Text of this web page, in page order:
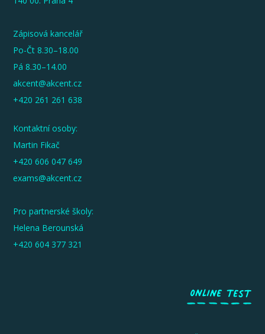
Zápisová kancelář
Po-Čt 8.30–18.00
Pá 8.30–14.00
akcent@akcent.cz
+420 261 261 638
Kontaktní osoby:
Martin Fikač
+420 606 047 649
exams@akcent.cz
Pro partnerské školy:
Helena Berounská
+420 604 377 321